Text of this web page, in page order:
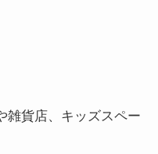
雑貨店、キッズスペー